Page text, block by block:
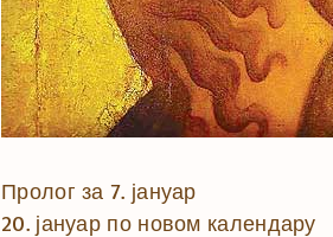
Пролог за 7. јануар
20. јануар по новом календару